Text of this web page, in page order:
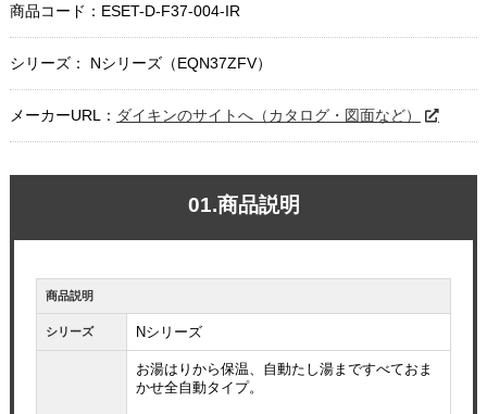
商品コード： ESET-D-F37-004-IR
シリーズ： Nシリーズ（EQN37ZFV）
メーカーURL： ダイキンのサイトへ（カタログ・図面など）
01.商品説明
商品説明
シリーズ Nシリーズ
お湯はりから保温、自動たし湯まですべておま
かせ全自動タイプ。